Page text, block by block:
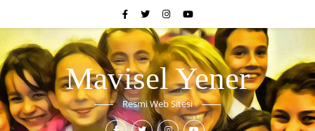
Mavisel Yener
Resmi Web Sitesi